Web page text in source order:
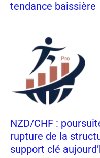
tendance baissière
NZD/CHF :
rupture de la
support clé